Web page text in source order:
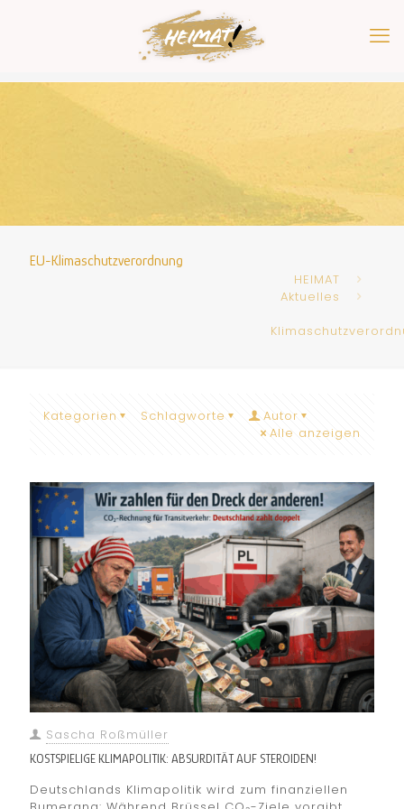
EU-Klimaschutzverordnung
HEIMAT
Aktuelles
Kategorien Schlagworte
Autor
Alle anzeigen
Sascha Roßmüller
KOSTSPIELIGE KLIMAPOLITIK: ABSURDITÄT AUF STEROIDEN!
Deutschlands Klimapolitik wird zum finanziellen